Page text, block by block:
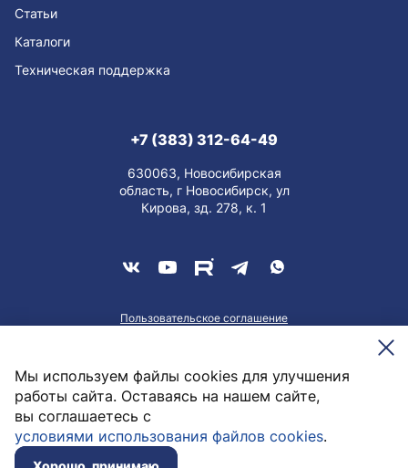
2 103,31руб. / компл
В корзину
В наличии
Мы используем файлы cookies для улучшения
работы сайта. Оставаясь на нашем сайте,
вы соглашаетесь с
условиями использования файлов cookies.
Статьи
Каталоги
Техническая поддержка
+7 (383) 312-64-49
630063, Новосибирская
область, г Новосибирск, ул
Кирова, зд. 278, к. 1
Пользовательское соглашение
Meesenburg @2026